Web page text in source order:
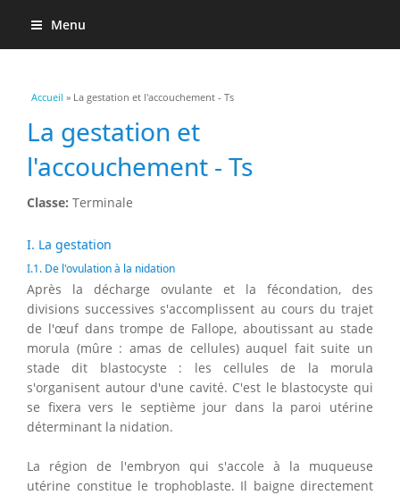
Menu
Vous êtes ici
Accueil » La gestation et l'accouchement - Ts
La gestation et
l'accouchement - Ts
Classe: Terminale
I. La gestation
I.1. De l'ovulation à la nidation
Après la décharge ovulante et la fécondation, des
divisions successives s'accomplissent au cours du trajet
de l'œuf dans trompe de Fallope, aboutissant au stade
morula (mûre : amas de cellules) auquel fait suite un
stade dit blastocyste : les cellules de la morula
s'organisent autour d'une cavité. C'est le blastocyste qui
se fixera vers le septième jour dans la paroi utérine
déterminant la nidation.
La région de l'embryon qui s'accole à la muqueuse
utérine constitue le trophoblaste. Il baigne directement